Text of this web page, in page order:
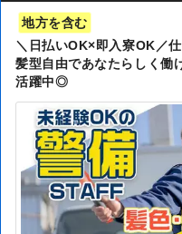
地方を含む
＼日払いOK×即入寮OK／
髪型自由であなたらしく働
活躍中◎